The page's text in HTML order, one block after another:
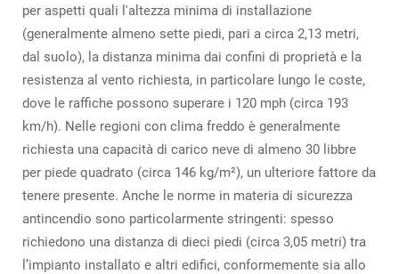
per aspetti quali l'altezza minima di installazione
(generalmente almeno sette piedi, pari a circa 2,13 metri,
dal suolo), la distanza minima dai confini di proprietà e la
resistenza al vento richiesta, in particolare lungo le coste,
dove le raffiche possono superare i 120 mph (circa 193
km/h). Nelle regioni con clima freddo è generalmente
richiesta una capacità di carico neve di almeno 30 libbre
per piede quadrato (circa 146 kg/m²), un ulteriore fattore da
tenere presente. Anche le norme in materia di sicurezza
antincendio sono particolarmente stringenti: spesso
richiedono una distanza di dieci piedi (circa 3,05 metri) tra
l’impianto installato e altri edifici, conformemente sia allo